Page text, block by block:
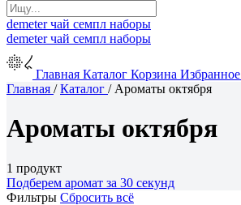
demeterчай семпл наборы
demeterчай семпл наборы
Главная Каталог Корзина Избранное
Главная /Каталог / Ароматы октября
Ароматы октября
1 продукт
Подберем аромат за 30 секунд
Фильтры Сбросить всё